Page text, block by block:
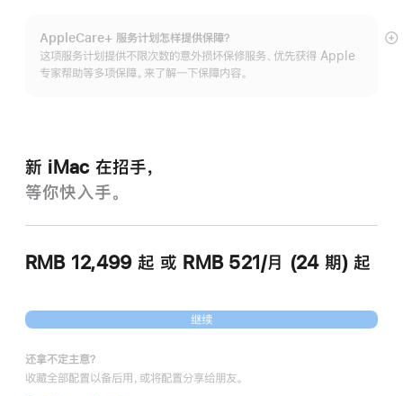
AppleCare+ 服务计划怎样提供保⁠障？
这项服务计划提供不限次数的意外损坏保修服务、优先获得 Apple
专家帮助等多项保障。来了解一下保障内容。
展
新 iMac 在招手，
等你快入手。
RMB 12,499起 或 RMB 521/月 (24 期) 起
继续
还拿不定主意？
收藏全部配置以备后用，或将配置分享给朋友。